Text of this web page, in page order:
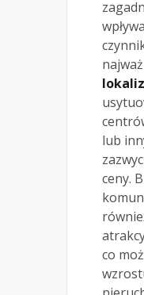
lub
ceny.
co